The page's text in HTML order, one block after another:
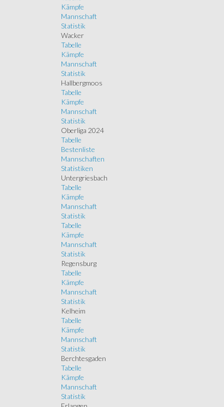
Kämpfe
Mannschaft
Statistik
Wacker
Tabelle
Kämpfe
Mannschaft
Statistik
Hallbergmoos
Tabelle
Kämpfe
Mannschaft
Statistik
Oberliga 2024
Tabelle
Bestenliste
Mannschaften
Statistiken
Untergriesbach
Tabelle
Kämpfe
Mannschaft
Statistik
Tabelle
Kämpfe
Mannschaft
Statistik
Regensburg
Tabelle
Kämpfe
Mannschaft
Statistik
Kelheim
Tabelle
Kämpfe
Mannschaft
Statistik
Berchtesgaden
Tabelle
Kämpfe
Mannschaft
Statistik